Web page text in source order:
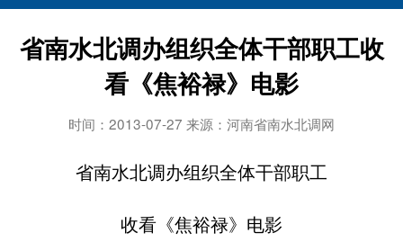
省南水北调办组织全体干部职工收
看《焦裕禄》电影
时间：2013-07-27 来源：河南省南水北调网
省南水北调办组织全体干部职工
收看《焦裕禄》电影